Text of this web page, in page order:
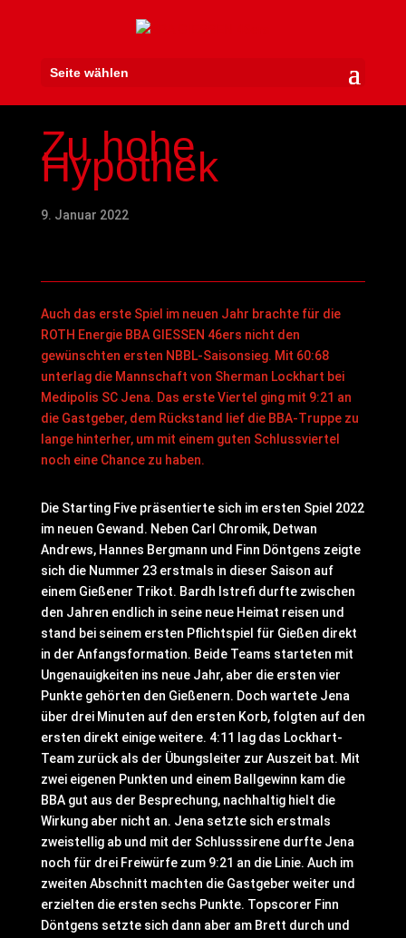
Seite wählen
Zu hohe
Hypothek
9. Januar 2022
Auch das erste Spiel im neuen Jahr brachte für die
ROTH Energie BBA GIESSEN 46ers nicht den
gewünschten ersten NBBL-Saisonsieg. Mit 60:68
unterlag die Mannschaft von Sherman Lockhart bei
Medipolis SC Jena. Das erste Viertel ging mit 9:21 an
die Gastgeber, dem Rückstand lief die BBA-Truppe zu
lange hinterher, um mit einem guten Schlussviertel
noch eine Chance zu haben.
Die Starting Five präsentierte sich im ersten Spiel 2022
im neuen Gewand. Neben Carl Chromik, Detwan
Andrews, Hannes Bergmann und Finn Döntgens zeigte
sich die Nummer 23 erstmals in dieser Saison auf
einem Gießener Trikot. Bardh Istrefi durfte zwischen
den Jahren endlich in seine neue Heimat reisen und
stand bei seinem ersten Pflichtspiel für Gießen direkt
in der Anfangsformation. Beide Teams starteten mit
Ungenauigkeiten ins neue Jahr, aber die ersten vier
Punkte gehörten den Gießenern. Doch wartete Jena
über drei Minuten auf den ersten Korb, folgten auf den
ersten direkt einige weitere. 4:11 lag das Lockhart-
Team zurück als der Übungsleiter zur Auszeit bat. Mit
zwei eigenen Punkten und einem Ballgewinn kam die
BBA gut aus der Besprechung, nachhaltig hielt die
Wirkung aber nicht an. Jena setzte sich erstmals
zweistellig ab und mit der Schlusssirene durfte Jena
noch für drei Freiwürfe zum 9:21 an die Linie. Auch im
zweiten Abschnitt machten die Gastgeber weiter und
erzielten die ersten sechs Punkte. Topscorer Finn
Döntgens setzte sich dann aber am Brett durch und